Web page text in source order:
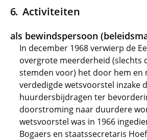
Activiteiten
als bewindspersoon
In december 1968 verwierp de
overgrote meerderheid (slechts
stemden voor) het door hem en
verdedigde wetsvoorstel inzake
huurdersbijdragen ter
doorstroming naar duurdere
wetsvoorstel was in 1966
Bogaers en staatssecretaris